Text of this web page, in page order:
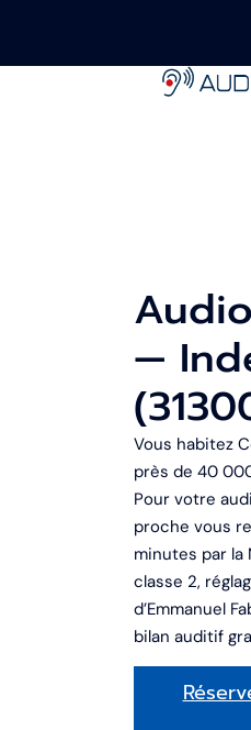
—
Vous habitez
près de 40
Pour votre
proche vous
minutes par la
classe 2,
d’Emmanuel
bilan auditif